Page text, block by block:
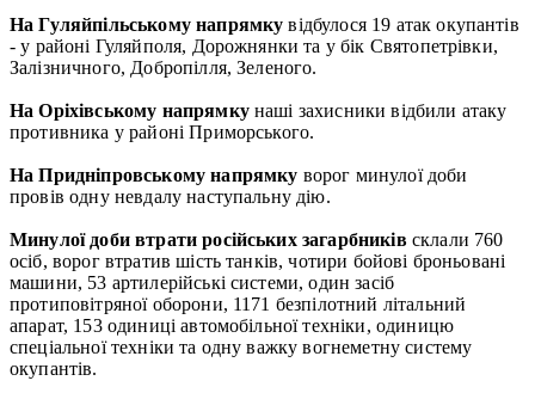
На Гуляйпільському напрямку відбулося 19 атак окупантів
- у районі Гуляйполя, Дорожнянки та у бік Святопетрівки,
Залізничного, Добропілля, Зеленого.
На Оріхівському напрямкунаші захисники відбили атаку
противника у районі Приморського.
На Придніпровському напрямку ворог минулої доби
провів одну невдалу наступальну дію.
Минулої доби втрати російських загарбниківсклали 760
осіб, ворог втратив шість танків, чотири бойові броньовані
машини, 53 артилерійські системи, один засіб
протиповітряної оборони, 1171 безпілотний літальний
апарат, 153 одиниці автомобільної техніки, одиницю
спеціальної техніки та одну важку вогнеметну систему
окупантів.